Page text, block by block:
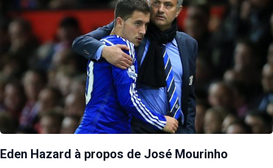
Eden Hazard à propos de José Mourinho